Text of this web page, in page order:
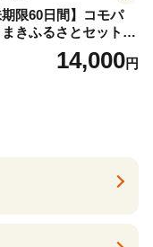
期限60日間】コモパ
きふるさとセット
入り）／災害用備蓄
非常食 防災グッズに
14,000円